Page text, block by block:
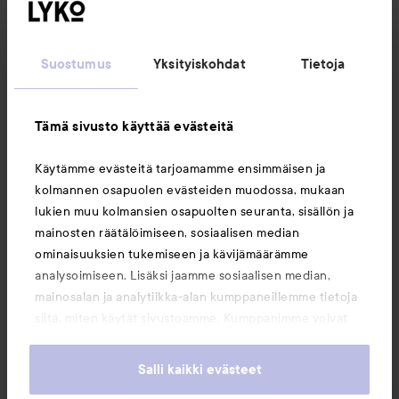
Suostumus Yksityiskohdat Tietoja
Tämä sivusto käyttää evästeitä
Käytämme evästeitä tarjoamamme ensimmäisen ja
kolmannen osapuolen evästeiden muodossa, mukaan
lukien muu kolmansien osapuolten seuranta, sisällön ja
mainosten räätälöimiseen, sosiaalisen median
ominaisuuksien tukemiseen ja kävijämäärämme
analysoimiseen. Lisäksi jaamme sosiaalisen median,
mainosalan ja analytiikka-alan kumppaneillemme tietoja
heille tai joita on kerätty, kun olet käyttänyt heidän
Salli kaikki evästeet
Seuraa meitä
Asiakaspalvelu
Tietoja
Saattaisit myös tykätä